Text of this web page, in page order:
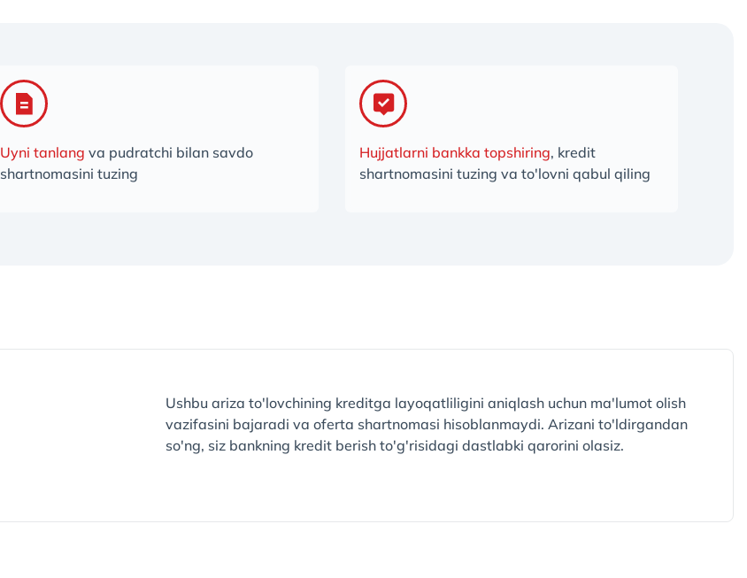
Uyni tanlang va pudratchi bilan savdo
shartnomasini tuzing
Hujjatlarni bankka topshiring, kredit
shartnomasini tuzing va to'lovni qabul qiling
Ushbu ariza to'lovchining kreditga layoqatliligini aniqlash uchun ma'lumot olish
vazifasini bajaradi va oferta shartnomasi hisoblanmaydi. Arizani to'ldirgandan
so'ng, siz bankning kredit berish to'g'risidagi dastlabki qarorini olasiz.